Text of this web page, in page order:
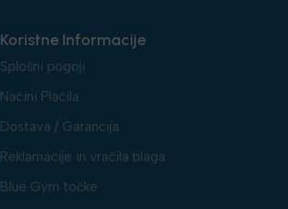
Koristne Informacije
Splošni pogoji
Načini Plačila
Dostava / Garancija
Reklamacije in vračila blaga
Blue Gym točke